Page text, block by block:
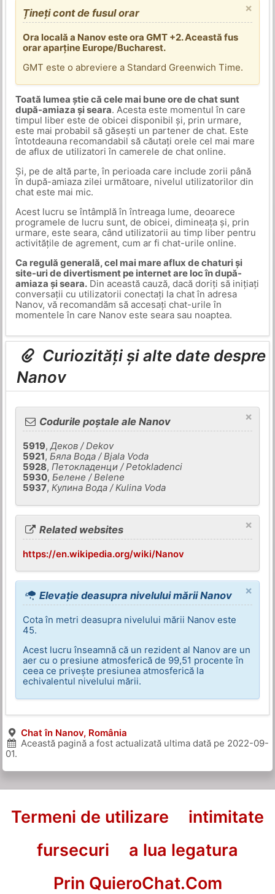
×
Țineți cont de fusul orar
Ora locală a Nanov este ora GMT +2. Această fus
orar aparține Europe/Bucharest.
GMT este o abreviere a Standard Greenwich Time.
Toată lumea știe că cele mai bune ore de chat sunt
după-amiaza și seara. Acesta este momentul în care
timpul liber este de obicei disponibil și, prin urmare,
este mai probabil să găsești un partener de chat. Este
întotdeauna recomandabil să căutați orele cel mai mare
de aflux de utilizatori în camerele de chat online.
Și, pe de altă parte, în perioada care include zorii până
în după-amiaza zilei următoare, nivelul utilizatorilor din
chat este mai mic.
Acest lucru se întâmplă în întreaga lume, deoarece
programele de lucru sunt, de obicei, dimineața și, prin
urmare, este seara, când utilizatorii au timp liber pentru
activitățile de agrement, cum ar fi chat-urile online.
Ca regulă generală, cel mai mare aflux de chaturi și
site-uri de divertisment pe internet are loc în după-
amiaza și seara.Din această cauză, dacă doriți să inițiați
conversații cu utilizatorii conectați la chat în adresa
Nanov, vă recomandăm să accesați chat-urile în
momentele în care Nanov este seara sau noaptea.
Curiozități și alte date despre
Nanov
×
Codurile poștale ale Nanov
5919,Деков / Dekov
5921,Бяла Вода / Bjala Voda
5928,Петокладенци / Petokladenci
5930,Белене / Belene
5937,Кулина Вода / Kulina Voda
×
Related websites
https://en.wikipedia.org/wiki/Nanov
×
Elevație deasupra nivelului mării Nanov
Cota în metri deasupra nivelului mării Nanov este
45.
Acest lucru înseamnă că un rezident al Nanov are un
aer cu o presiune atmosferică de 99,51 procente în
ceea ce privește presiunea atmosferică la
echivalentul nivelului mării.
Chat în Nanov, România
Această pagină a fost actualizată ultima dată pe 2022-09-
01.
Termeni de utilizare
intimitate
fursecuri
a lua legatura
Prin QuieroChat.Com